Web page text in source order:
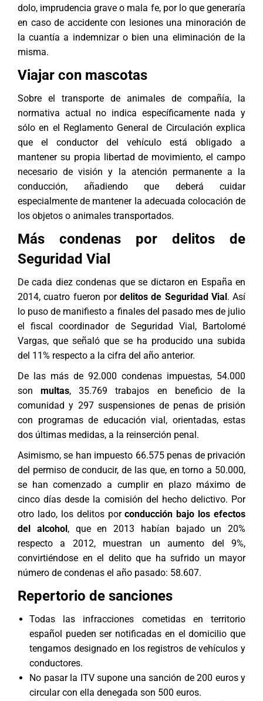
dolo, imprudencia grave o mala fe, por lo que generaría
en caso de accidente con lesiones una minoración de
la cuantía a indemnizar o bien una eliminación de la
misma.
Viajar con mascotas
Sobre el transporte de animales de compañía, la
normativa actual no indica específicamente nada y
sólo en el Reglamento General de Circulación explica
que el conductor del vehículo está obligado a
mantener su propia libertad de movimiento, el campo
necesario de visión y la atención permanente a la
conducción, añadiendo que deberá cuidar
especialmente de mantener la adecuada colocación de
los objetos o animales transportados.
Más condenas por delitos de
Seguridad Vial
De cada diez condenas que se dictaron en España en
2014, cuatro fueron por delitos de Seguridad Vial. Así
lo puso de manifiesto a finales del pasado mes de julio
el fiscal coordinador de Seguridad Vial, Bartolomé
Vargas, que señaló que se ha producido una subida
del 11% respecto a la cifra del año anterior.
De las más de 92.000 condenas impuestas, 54.000
sonmultas, 35.769 trabajos en beneficio de la
comunidad y 297 suspensiones de penas de prisión
con programas de educación vial, orientadas, estas
dos últimas medidas, a la reinserción penal.
Asimismo, se han impuesto 66.575 penas de privación
del permiso de conducir, de las que, en torno a 50.000,
se han comenzado a cumplir en plazo máximo de
cinco días desde la comisión del hecho delictivo. Por
otro lado, los delitos porconducción bajo los efectos
del alcohol, que en 2013 habían bajado un 20%
respecto a 2012, muestran un aumento del 9%,
convirtiéndose en el delito que ha sufrido un mayor
número de condenas el año pasado: 58.607.
Repertorio de sanciones
Todas las infracciones cometidas en territorio
español pueden ser notificadas en el domicilio que
tengamos designado en los registros de vehículos y
conductores.
No pasar la ITV supone una sanción de 200 euros y
circular con ella denegada son 500 euros.